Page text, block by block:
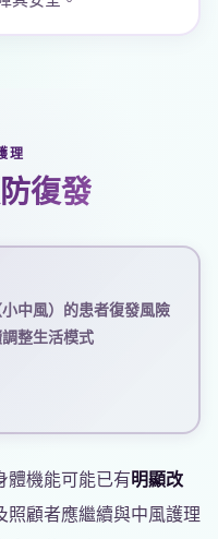
理
復發
中風）的患者復發風險
整生活模式
體機能可能已有明顯改
照顧者應繼續與中風護理